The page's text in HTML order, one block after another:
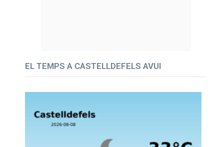
EL TEMPS A CASTELLDEFELS AVUI